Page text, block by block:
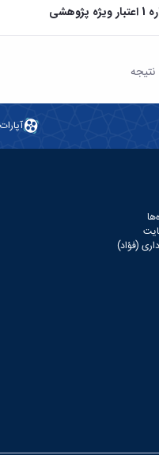
آپارات
(فؤاد)